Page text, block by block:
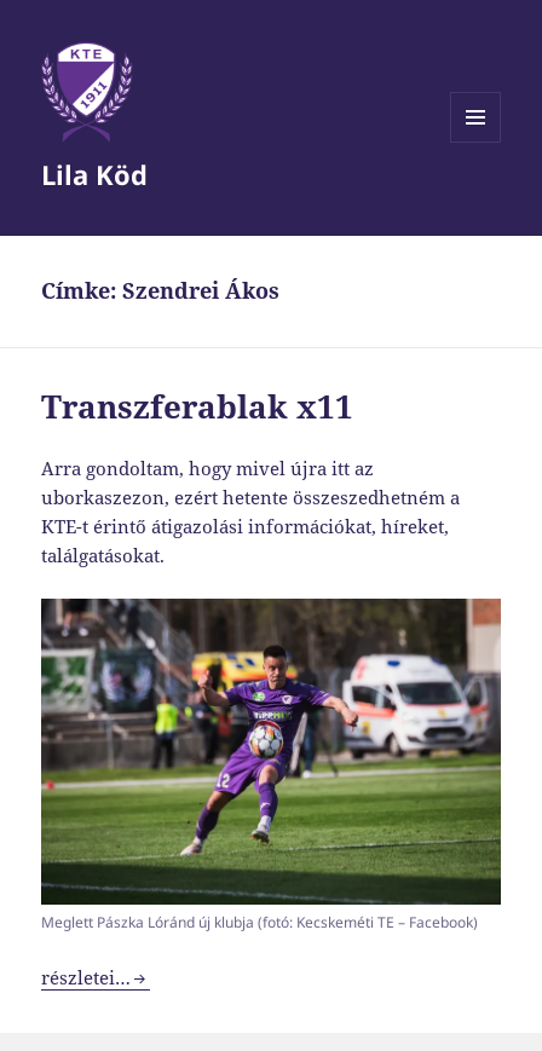
Lila Köd
Címke:Szendrei Ákos
Transzferablak x11
Arra gondoltam, hogy mivel újra itt az
uborkaszezon, ezért hetente összeszedhetném a
KTE-t érintő átigazolási információkat, híreket,
találgatásokat.
Meglett Pászka Lóránd új klubja (fotó: Kecskeméti TE – Facebook)
Transzferablak x11
részletei…